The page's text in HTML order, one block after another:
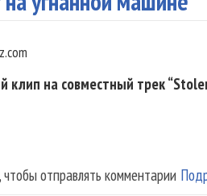
на совместный трек
, чтобы отправлять комментарии